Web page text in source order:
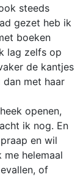
steeds
gezet heb ik
boeken
lag zelfs op
de kantjes
dan met haar
openen,
ik nog. En
en wil
helemaal
of